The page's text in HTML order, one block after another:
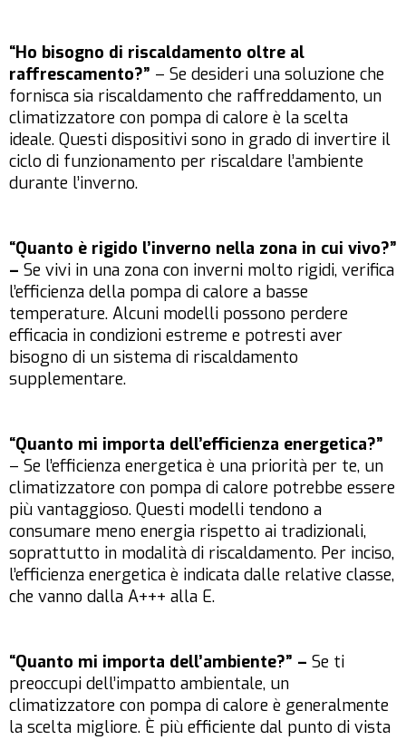
“Ho bisogno di riscaldamento oltre al
raffrescamento?” – Se desideri una soluzione che
fornisca sia riscaldamento che raffreddamento, un
climatizzatore con pompa di calore è la scelta
ideale. Questi dispositivi sono in grado di invertire il
ciclo di funzionamento per riscaldare l’ambiente
durante l’inverno.
“Quanto è rigido l’inverno nella zona in cui vivo?”
– Se vivi in una zona con inverni molto rigidi, verifica
l’efficienza della pompa di calore a basse
temperature. Alcuni modelli possono perdere
efficacia in condizioni estreme e potresti aver
bisogno di un sistema di riscaldamento
supplementare.
“Quanto mi importa dell’efficienza energetica?”
– Se l’efficienza energetica è una priorità per te, un
climatizzatore con pompa di calore potrebbe essere
più vantaggioso. Questi modelli tendono a
consumare meno energia rispetto ai tradizionali,
soprattutto in modalità di riscaldamento. Per inciso,
l’efficienza energetica è indicata dalle relative classe,
che vanno dalla A+++ alla E.
“Quanto mi importa dell’ambiente?” – Se ti
preoccupi dell’impatto ambientale, un
climatizzatore con pompa di calore è generalmente
la scelta migliore. È più efficiente dal punto di vista